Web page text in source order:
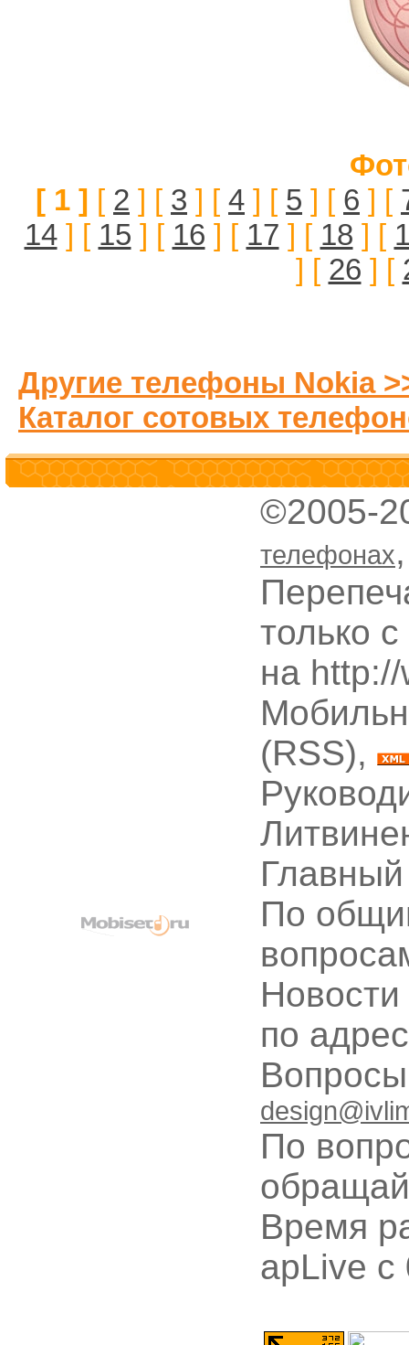
[ 1 ] [ 2 ] [ 3 ] [ 4 ] [ 5 ] [ 6 ] [
14] [ 15 ] [ 16 ] [ 17 ] [ 18 ] [
] [ 26 ] [
Другие телефоны Nokia
Каталог сотовых
©2005-
телефонах
только
на
(RSS),
По
по
По
Время
apLive c